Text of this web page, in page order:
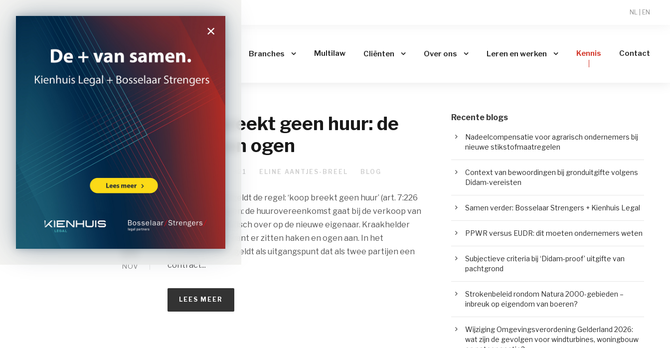
×
NL EN
Branches Multilaw Cliënten Over ons Leren en werken Kennis Contact
26
NOV
Koop breekt geen huur: de
haken en ogen
26 NOVEMBER 2021 ELINE AANTJES-BREEL BLOG
In het huurrecht geldt de regel: ‘koop breekt geen huur’ (art. 7:226
BW). Dat wil zeggen: de huurovereenkomst gaat bij de verkoop van
een pand automatisch over op de nieuwe eigenaar. Kraakhelder
toch? Ja en nee, want er zitten haken en ogen aan. In het
contractenrecht geldt als uitgangspunt dat als twee partijen een
contract...
LEES MEER
Recente blogs
Nadeelcompensatie voor agrarisch ondernemers bij
nieuwe stikstofmaatregelen
Context van bewoordingen bij gronduitgifte volgens
Didam-vereisten
Samen verder: Bosselaar Strengers + Kienhuis Legal
PPWR versus EUDR: dit moeten ondernemers weten
Subjectieve criteria bij ‘Didam-proof’ uitgifte van
pachtgrond
Strokenbeleid rondom Natura 2000-gebieden –
inbreuk op eigendom van boeren?
Wijziging Omgevingsverordening Gelderland 2026:
wat zijn de gevolgen voor windturbines, woningbouw